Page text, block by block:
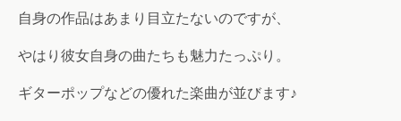
自身の作品はあまり目立たないのですが、
やはり彼女自身の曲たちも魅力たっぷり。
ギターポップなどの優れた楽曲が並びます♪